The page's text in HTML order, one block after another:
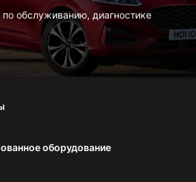
обслуживанию, диагностике
оборудование